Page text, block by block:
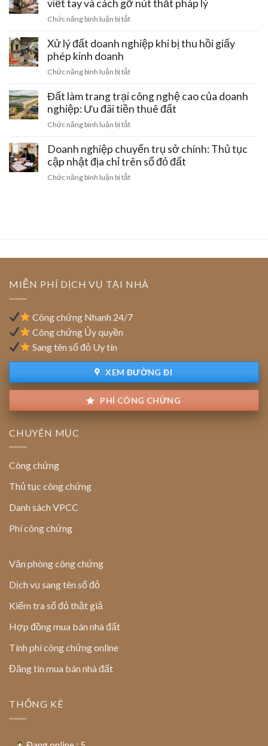
dựng
lấn
bảo
vệ
lợi
hoạt
tập
cũ
Hà
Nội:
Thủ
tục
đất
viết tay và cách gỡ nút thắt pháp lý
Chức năng bình luận bị tắtở
ro
khi
đất
đai
viết
tay
và
cách
Xử lý đất doanh nghiệp khi bị thu hồi giấy
phép kinh doanh
Chức năng bình luận bị tắtở
lý
đất
nghiệp
bị
thu
Đất làm trang trại công nghệ cao của doanh
nghiệp: Ưu đãi tiền thuê đất
Chức năng bình luận bị tắtở
làm
trang
công
đãi
thuê
Doanh nghiệp chuyển trụ sở chính: Thủ tục
cập nhật địa chỉ trên sổ đỏ đất
Chức năng bình luận bị tắtở
Thủ
cập
nhật
chỉ
MIỄN PHÍ DỊCH VỤ TẠI NHÀ
Công chứng Nhanh 24/7
Công chứng Ủy quyền
Sang tên sổ đỏ Uy tín
XEM ĐƯỜNG ĐI
PHÍ CÔNG CHỨNG
CHUYÊN MỤC
Công chứng
Thủ tục công chứng
Danh sách VPCC
Phí công chứng
Văn phòng công chứng
Dịch vụ sang tên sổ đỏ
Kiểm tra sổ đỏ thật giả
Hợp đồng mua bán nhà đất
Tính phí công chứng online
Đăng tin mua bán nhà đất
THỐNG KÊ